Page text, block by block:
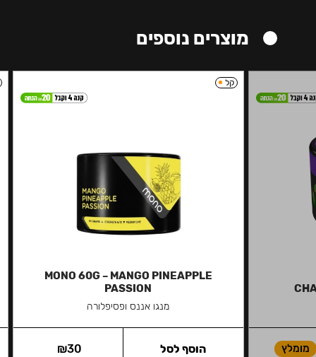
מוצרים נוספים
מומלץ
קל
MONO 60G – MANGO PINEAPPLE
PASSION
מנגו אננס ופסיפלורה
₪30 הוסף לסל